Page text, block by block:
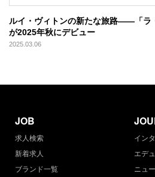
ルイ・ヴィトンの新たな旅路——「ラ
が2025年秋にデビュー
2025.03.06
JOB
求人検索
新着求人
ブランド一覧
イン
エデ
ニュ